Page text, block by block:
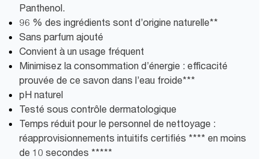
Panthenol.
96 % des ingrédients sont d’origine naturelle**
Sans parfum ajouté
Convient à un usage fréquent
Minimisez la consommation d’énergie : efficacité
prouvée de ce savon dans l’eau froide***
pH naturel
Testé sous contrôle dermatologique
Temps réduit pour le personnel de nettoyage :
réapprovisionnements intuitifs certifiés **** en moins
de 10 secondes *****